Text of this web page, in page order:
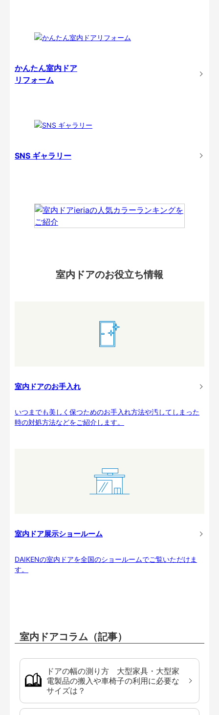
かんたん室内ドア
リフォーム
SNS ギャラリー
室内ドアのお役立ち情報
室内ドアのお手入れ
いつまでも美しく保つためのお手入れ方法や汚してしまった
時の対処方法などをご紹介します。
室内ドア展示ショールーム
DAIKENの室内ドアを全国のショールームでご覧いただけま
す。
室内ドアコラム（記事）
ドアの幅の測り方 大型家具・大型家
電製品の搬入や車椅子の利用に必要な
サイズは？